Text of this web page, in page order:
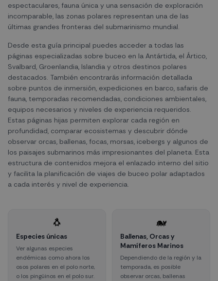
espectaculares, fauna única y una sensación de exploración
incomparable, las zonas polares representan una de las
últimas grandes fronteras del submarinismo mundial.
Desde esta guía principal puedes acceder a todas las
páginas especializadas sobre buceo en la Antártida, el Ártico,
Svalbard, Groenlandia, Islandia y otros destinos polares
destacados. También encontrarás información detallada
sobre puntos de inmersión, expediciones en barco, safaris de
fauna, temporadas recomendadas, condiciones ambientales,
equipos necesarios y niveles de experiencia requeridos.
Estas páginas hijas permiten explorar cada región en
profundidad, comparar ecosistemas y descubrir dónde
observar orcas, ballenas, focas, morsas, icebergs y algunos de
los paisajes submarinos más impresionantes del planeta. Esta
estructura de contenidos mejora el enlazado interno del sitio
y facilita la planificación de viajes de buceo polar adaptados
a cada interés y nivel de experiencia.
🐧
Especies únicas
Ver algunas especies
endémicas como ahora los
osos polares en el polo norte,
o los pingüinos en el polo sur.
🐋
Ballenas, Orcas y
Mamíferos Marinos
Dependiendo de la región y la
temporada, es posible
observar orcas, ballenas